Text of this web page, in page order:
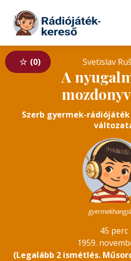
Tovább a tartalomhoz
0 Svetislav
A
Szerb gyermek-
45 perc
1959.
(Legalább 2 ismétlés.